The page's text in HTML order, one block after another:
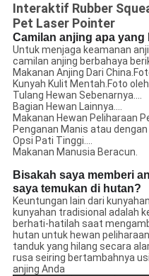
Interaktif Rubber
Pet Laser Pointer
Camilan anjing apa yang
Untuk menjaga keamanan
camilan anjing berbahaya
Makanan Anjing Dari
Kunyah Kulit Mentah.Foto
Tulang Hewan Sebenarnya....
Bagian Hewan Lainnya....
Makanan Hewan Peliharaan
Penganan Manis atau
Opsi Pati Tinggi....
Makanan Manusia Beracun.
Bisakah saya memberi
saya temukan di hutan?
Keuntungan lain dari
kunyahan tradisional adalah
berhati-hatilah saat
hutan untuk hewan
tanduk yang hilang secara
rusa seiring bertambahnya
anjing Anda